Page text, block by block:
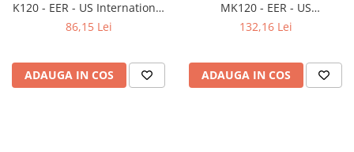
K120 - EER - US International
layout
86,15 Lei
ADAUGA IN COS
MK120 - EER - US
International layout
132,16 Lei
ADAUGA IN COS